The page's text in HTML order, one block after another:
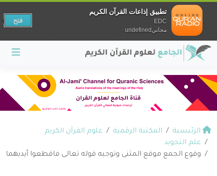
الرئيسية المكتبة الرقمية
علوم القرآن الكريم
علم التجويد
وقوع الجمع موقع المثنى وتوجيه قوله تعالى فاقطعوا أيديهما
تطبيق إذاعات القرآن الكريم
EDC
مجانيundefined
فتح